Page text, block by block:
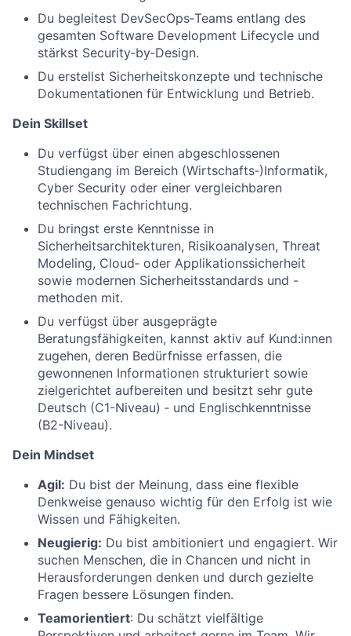
Du begleitest DevSecOps‑Teams entlang des
gesamten Software Development Lifecycle und
stärkst Security‑by‑Design.
Du erstellst Sicherheitskonzepte und technische
Dokumentationen für Entwicklung und Betrieb.
Dein Skillset
Du verfügst über einen abgeschlossenen
Studiengang im Bereich (Wirtschafts‑)Informatik,
Cyber Security oder einer vergleichbaren
technischen Fachrichtung.
Du bringst erste Kenntnisse in
Sicherheitsarchitekturen, Risikoanalysen, Threat
Modeling, Cloud‑ oder Applikationssicherheit
sowie modernen Sicherheitsstandards und -
methoden mit.
Du verfügst über ausgeprägte
Beratungsfähigkeiten, kannst aktiv auf Kund:innen
zugehen, deren Bedürfnisse erfassen, die
gewonnenen Informationen strukturiert sowie
zielgerichtet aufbereiten und besitzt sehr gute
Deutsch (C1-Niveau) ‑ und Englischkenntnisse
(B2-Niveau).
Dein Mindset
Agil: Du bist der Meinung, dass eine flexible
Denkweise genauso wichtig für den Erfolg ist wie
Wissen und Fähigkeiten.
Neugierig: Du bist ambitioniert und engagiert. Wir
suchen Menschen, die in Chancen und nicht in
Herausforderungen denken und durch gezielte
Fragen bessere Lösungen finden.
Teamorientiert: Du schätzt vielfältige